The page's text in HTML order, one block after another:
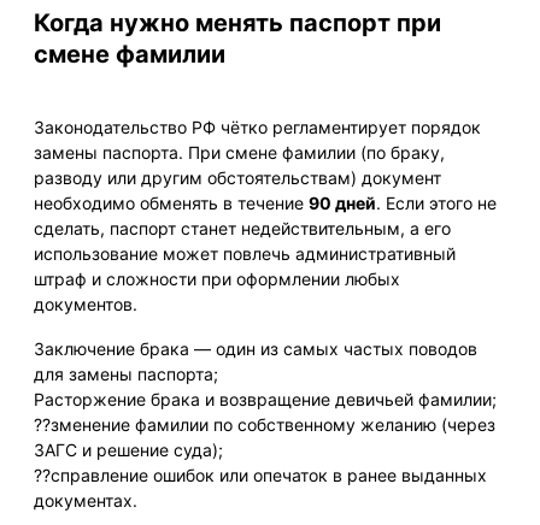
Когда нужно менять паспорт при
смене фамилии
Законодательство РФ чётко регламентирует порядок
замены паспорта. При смене фамилии (по браку,
разводу или другим обстоятельствам) документ
необходимо обменять в течение 90 дней. Если этого не
сделать, паспорт станет недействительным, а его
использование может повлечь административный
штраф и сложности при оформлении любых
документов.
Заключение брака — один из самых частых поводов
для замены паспорта;
Расторжение брака и возвращение девичьей фамилии;
??зменение фамилии по собственному желанию (через
ЗАГС и решение суда);
??справление ошибок или опечаток в ранее выданных
документах.